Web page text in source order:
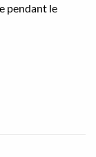
pendant le